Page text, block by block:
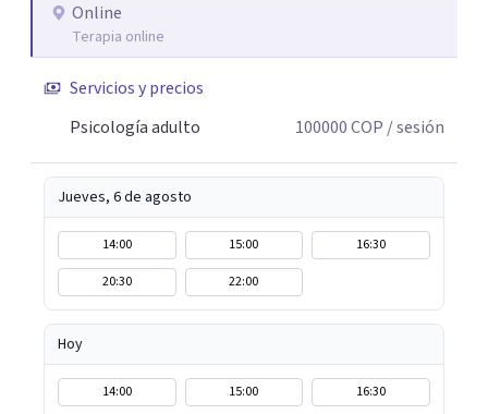
Online
Terapia online
Servicios y precios
Psicología adulto
100000COP / sesión
Jueves, 6 de agosto
14:00 15:00
16:30
20:30
22:00
Hoy
14:00 15:00
16:30